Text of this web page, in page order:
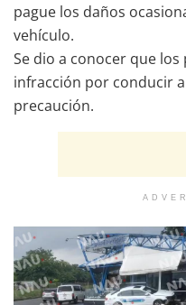
pague los daños
vehículo.
Se dio a conocer que
infracción por conducir
precaución.